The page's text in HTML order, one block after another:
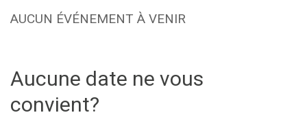
AUCUN ÉVÉNEMENT À VENIR
Aucune date ne vous
convient?